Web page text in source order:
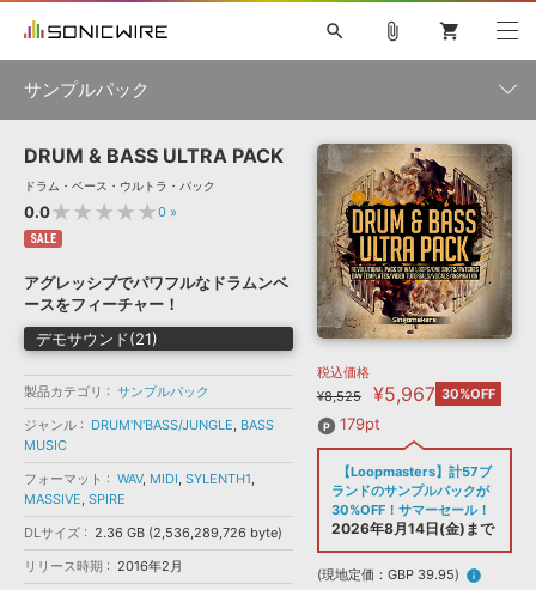
ソフト音源 »
プラグイン・エフェクト »
サンプルパック »
ソフトウェア／ツール »
DAW »
効果音 »
特集 »
ニュースレター »
SONICWIREブログ »
製品サポート情報 »
DTMガイド »
FAQ »
お問い合わせ »
音楽カード
楽曲配信流通 サービス
無償のサウンド管理ソフト
search
初音ミク NT 鏡音リン・レン V4X 巡音ルカ V4X
MEIKO V3
KAITO V3
VOCALOID TOONTRACK
SPITFIRE AUDIO
VIENNA
EZ DRUMMER 3
ライセンスフリーBGM
ボーカル抜き出し
DUBSTEP
ELECTRONICA
EDM TRANCE MUTANT
ROUTER.FM
ソフト音源 プラグイン・エフェクト
ソフトウェア／ツール DAW 効果音
attach_file shopping_cart
サンプルパック
製品一覧
メーカー
フォーマット
ランキング
DRUM & BASS ULTRA PACK
ドラム・ベース・ウルトラ・パック
0.0★★★★★0 »
SALE
アグレッシブでパワフルなドラムンベ
ースをフィーチャー！
デモサウンド(21)
製品カテゴリ
サンプルパック
ジャンル
DRUM'N'BASS/JUNGLE, BASS
MUSIC
フォーマット
WAV, MIDI, SYLENTH1,
MASSIVE, SPIRE
DLサイズ
2.36 GB (2,536,289,726 byte)
リリース時期
2016年2月
税込価格
¥8,525
¥5,967 30%OFF
179pt
【Loopmasters】計57ブ
ランドのサンプルパックが
30%OFF！サマーセール！
2026年8月14日(金)まで
(現地定価：GBP 39.95) info